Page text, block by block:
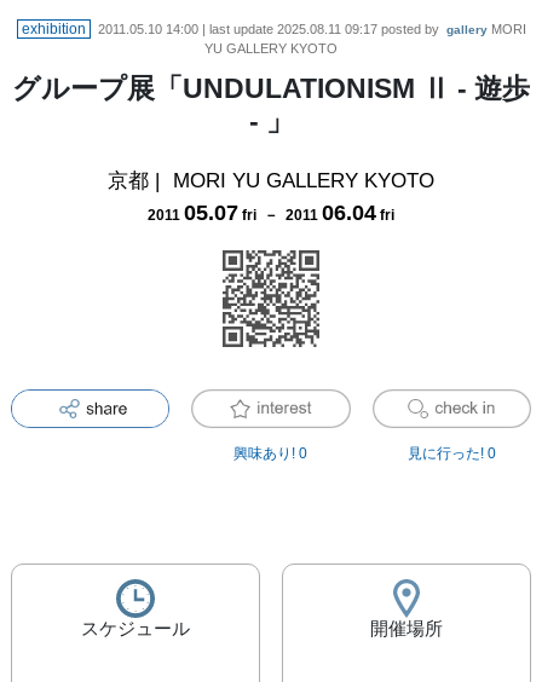
exhibition 2011.05.10 14:00| last update 2025.08.11 09:17posted by gallery MORI
YU GALLERY KYOTO
グループ展「UNDULATIONISM Ⅱ - 遊歩
- 」
京都 | MORI YU GALLERY KYOTO
2011 05.07 fri － 2011 06.04 fri
興味あり! 0 見に行った! 0
スケジュール 開催場所